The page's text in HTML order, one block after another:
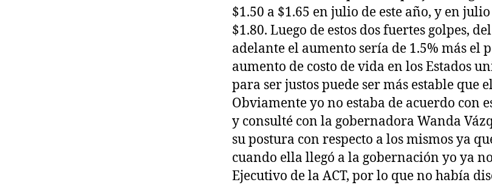
$1.50 a $1.65 en julio de este año, y en
$1.80. Luego de estos dos fuertes golpes,
adelante el aumento sería de 1.5% más el
aumento de costo de vida en los Estados
para ser justos puede ser más estable que
Obviamente yo no estaba de acuerdo con
y consulté con la gobernadora Wanda
su postura con respecto a los mismos ya
cuando ella llegó a la gobernación yo ya
Ejecutivo de la ACT, por lo que no había